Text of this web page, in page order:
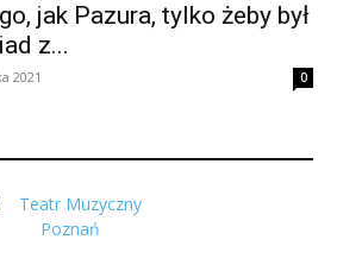
jak Pazura, tylko żeby był
z...
2021 0